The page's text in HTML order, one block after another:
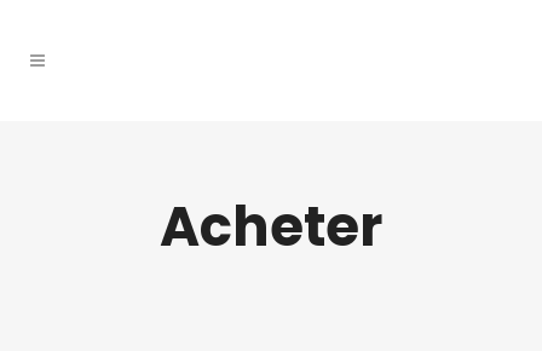
Acheter